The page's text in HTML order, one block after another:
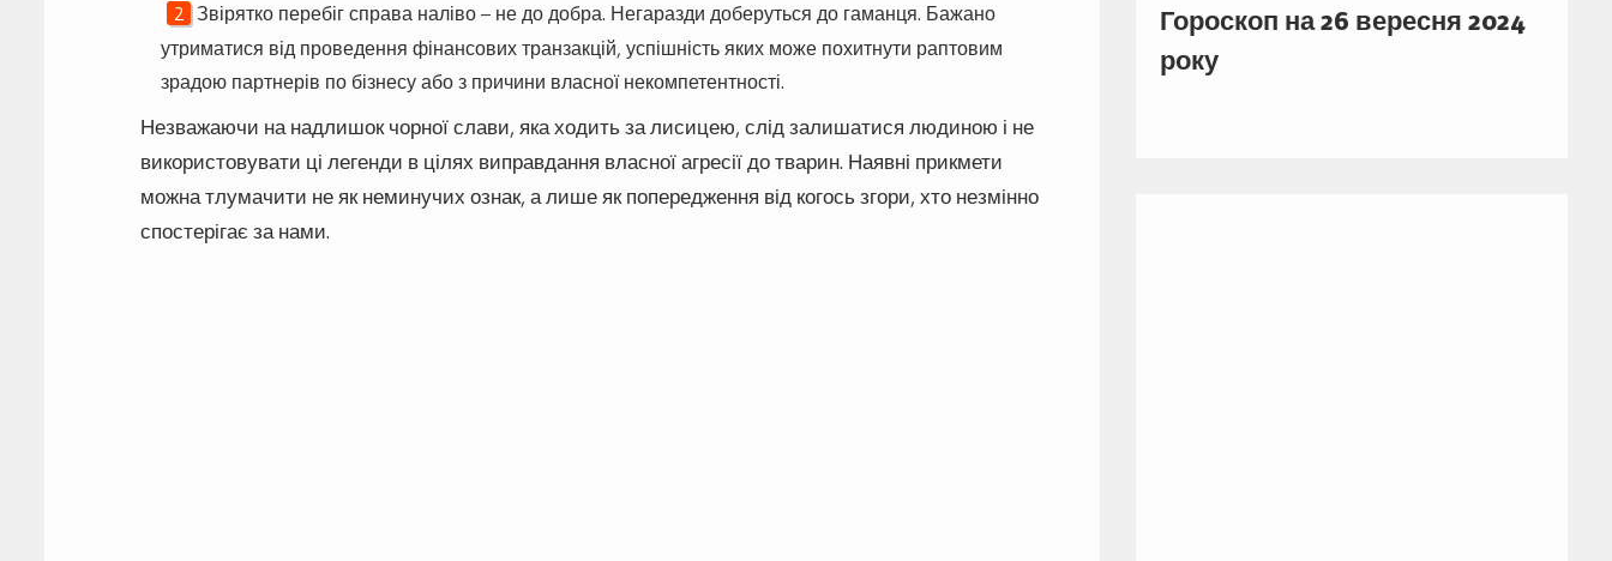
Звірятко перебіг справа наліво – не до добра. Негаразди доберуться до гаманця. Бажано
утриматися від проведення фінансових транзакцій, успішність яких може похитнути раптовим
зрадою партнерів по бізнесу або з причини власної некомпетентності.
Незважаючи на надлишок чорної слави, яка ходить за лисицею, слід залишатися людиною і не
використовувати ці легенди в цілях виправдання власної агресії до тварин. Наявні прикмети
можна тлумачити не як неминучих ознак, а лише як попередження від когось згори, хто незмінно
спостерігає за нами.
Гороскоп на 26 вересня 2024
року